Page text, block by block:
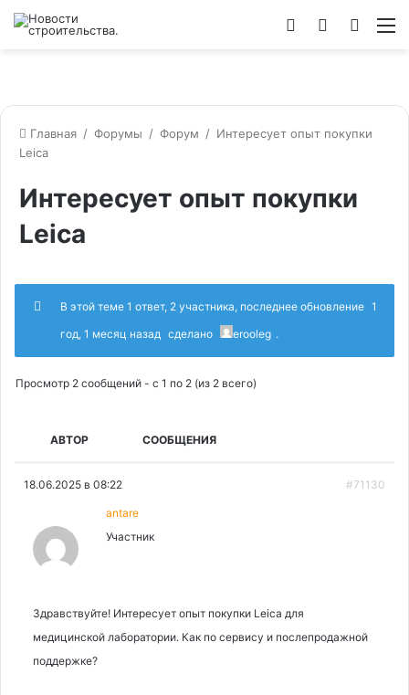
Switch
Войти
Главная / Форумы / Форум / Интересует опыт покупки
Leica
Интересует опыт покупки
Leica
В этой теме 1 ответ, 2 участника, последнее обновление 1
год, 1 месяц назад сделано erooleg .
Просмотр 2 сообщений - с 1 по 2 (из 2 всего)
АВТОР СООБЩЕНИЯ
18.06.2025 в 08:22 #71130
antare
Участник
Здравствуйте! Интересует опыт покупки Leica для
медицинской лаборатории. Как по сервису и послепродажной
поддержке?